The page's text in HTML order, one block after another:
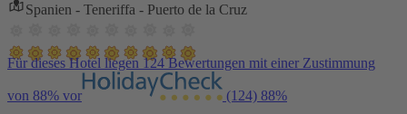
Spanien - Teneriffa - Puerto de la Cruz
Für dieses Hotel liegen 124 Bewertungen mit einer Zustimmung
von 88% vor (124) 88%